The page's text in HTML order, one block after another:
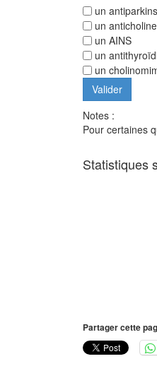
un
un
un AINS
un
un
Notes :
Pour certaines
Statistiques
Partager cette